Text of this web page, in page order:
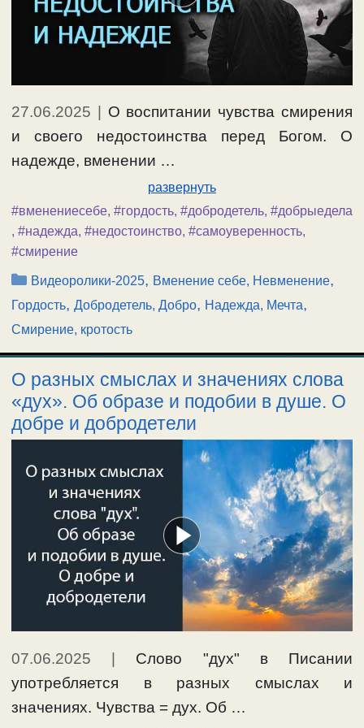
27.06.2025
О воспитании чувства смирения
и своего недостоинства перед Богом. О
надежде, вменении …
развернуть
#вменениесебе, #гордость, #добродетель, #добрыедела
, #надежда, #недостоинство, #самоуверенность,
#смирение
Рубрики
Видеоролики-2025, Вменение себе, Невменение,
Гордость, Добродетель, Добро, Надежда, Мечта,
Смирение, кротость
О разных смыслах и значениях слова
«дух». Об образе и подобии в душе. О
добре и добродетели
07.06.2025
Слово "дух" в Писании
употребляется в разных смыслах и
значениях. Чувства = дух. Об …